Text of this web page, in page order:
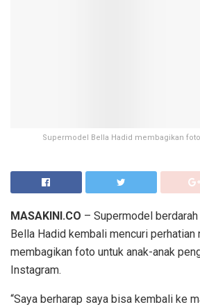
Supermodel Bella Hadid membagikan
MASAKINI.CO – Supermodel
Bella Hadid kembali mencuri perhatian
membagikan foto untuk anak-anak
Instagram.
“Saya berharap saya bisa kembali ke